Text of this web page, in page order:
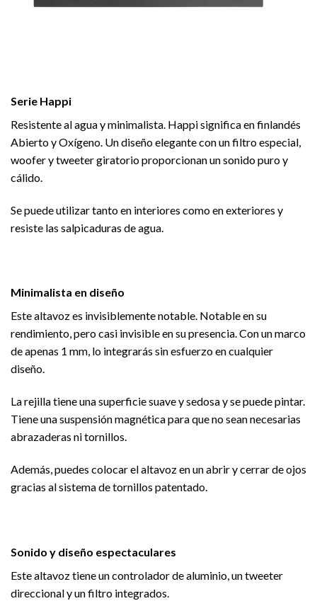
Serie Happi
Resistente al agua y minimalista. Happi significa en finlandés
Abierto y Oxígeno. Un diseño elegante con un filtro especial,
woofer y tweeter giratorio proporcionan un sonido puro y
cálido.
Se puede utilizar tanto en interiores como en exteriores y
resiste las salpicaduras de agua.
Minimalista en diseño
Este altavoz es invisiblemente notable. Notable en su
rendimiento, pero casi invisible en su presencia. Con un marco
de apenas 1 mm, lo integrarás sin esfuerzo en cualquier
diseño.
La rejilla tiene una superficie suave y sedosa y se puede pintar.
Tiene una suspensión magnética para que no sean necesarias
abrazaderas ni tornillos.
Además, puedes colocar el altavoz en un abrir y cerrar de ojos
gracias al sistema de tornillos patentado.
Sonido y diseño espectaculares
Este altavoz tiene un controlador de aluminio, un tweeter
direccional y un filtro integrados.